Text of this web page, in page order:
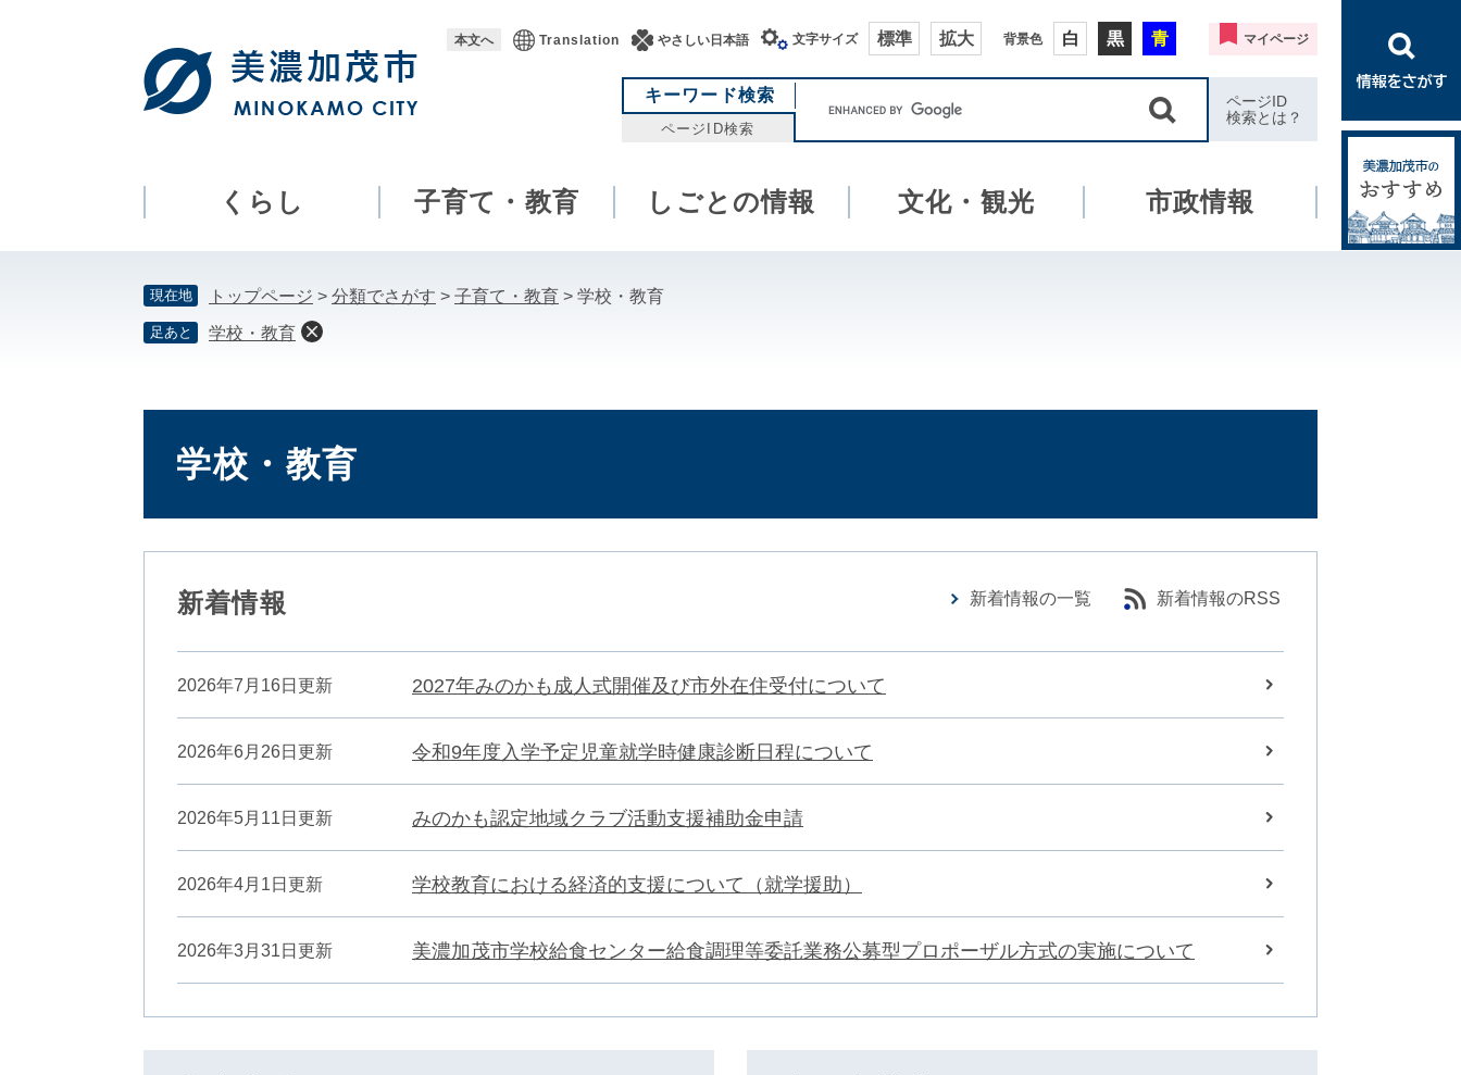
本
本文へ Translation やさしい日本語 文字サイズ 標準 拡大 背景色 白 黒 青 マイページ
キーワード検索
ページID検索
ワ
ド
索
ページID
検索とは？
くらし 子育て・教育 しごとの情報 文化・観光 市政情報
現在地 トップページ > 分類でさがす > 子育て・教育 > 学校・教育
足あと 学校・教育
学校・教育
新着情報
2026年7月16日更新 2027年みのかも成人式開催及び市外在住受付について
2026年6月26日更新 令和9年度入学予定児童就学時健康診断日程について
2026年5月11日更新 みのかも認定地域クラブ活動支援補助金申請
2026年4月1日更新 学校教育における経済的支援について（就学援助）
2026年3月31日更新 美濃加茂市学校給食センター給食調理等委託業務公募型プロポーザル方式の実施について
新着情報の一覧 新着情報のRSS